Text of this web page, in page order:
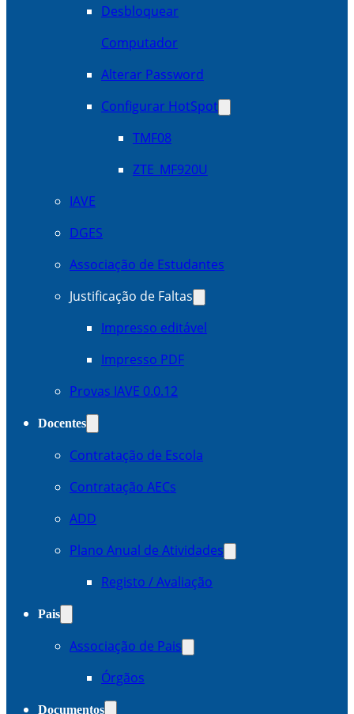
Desbloquear
Computador
Alterar Password
Configurar HotSpot
TMF08
ZTE_MF920U
IAVE
DGES
Associação de Estudantes
Justificação de Faltas
Impresso editável
Impresso PDF
Provas IAVE 0.0.12
Docentes
Contratação de Escola
Contratação AECs
ADD
Plano Anual de Atividades
Registo / Avaliação
Pais
Associação de Pais
Órgãos
Documentos